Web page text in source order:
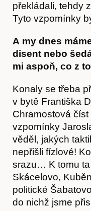
překládali, tehdy
Tyto vzpomínky
A my dnes
disent nebo
mi aspoň, co z
Konaly se třeba
v bytě Františka
Chramostová
vzpomínky
věděl, jakých
nepřišli fízlové!
srazu… K tomu ta
Skácelovo,
politické
do nichž jsme